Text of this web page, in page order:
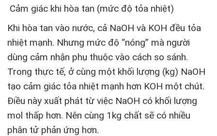
Cảm giác khi hòa tan (mức độ tỏa nhiệt)
Khi hòa tan vào nước, cả NaOH và KOH đều tỏa
nhiệt mạnh. Nhưng mức độ “nóng” mà người
dùng cảm nhận phụ thuộc vào cách so sánh.
Trong thực tế, ở cùng một khối lượng (kg) NaOH
tạo cảm giác tỏa nhiệt mạnh hơn KOH một chút.
Điều này xuất phát từ việc NaOH có khối lượng
mol thấp hơn. Nên cùng 1kg chất sẽ có nhiều
phân tử phản ứng hơn.